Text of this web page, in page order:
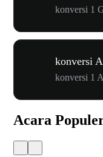
konversi 1
konversi
konversi 1
Acara